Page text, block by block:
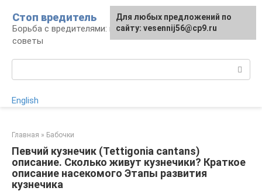
контенту
Стоп вредитель
Борьба с вредителями: правила, средства,
советы
English
Главная » Бабочки
Певчий кузнечик (Tettigonia cantans)
описание. Сколько живут кузнечики? Краткое
описание насекомого Этапы развития
кузнечика
Для любых предложений по
сайту: vesennij56@cp9.ru